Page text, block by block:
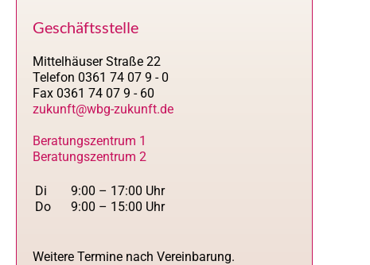
Geschäftsstelle
Mittelhäuser Straße 22
Telefon 0361 74 07 9 - 0
Fax 0361 74 07 9 - 60
zukunft@wbg-zukunft.de
Beratungszentrum 1
Beratungszentrum 2
Di
Do
9:00 – 17:00 Uhr
9:00 – 15:00 Uhr
Weitere Termine nach Vereinbarung.